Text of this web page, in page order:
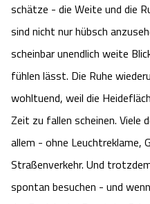
Karte
schätze - die Weite und die
sind nicht nur hübsch
scheinbar unendlich weite
fühlen lässt. Die Ruhe
wohltuend, weil die
Zeit zu fallen scheinen. Viele
allem - ohne Leuchtreklame,
Straßenverkehr. Und
spontan besuchen - und